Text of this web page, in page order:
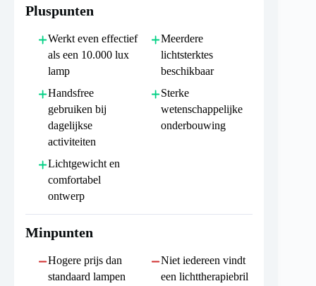
Pluspunten
Werkt even effectief
als een 10.000 lux
lamp
Handsfree
gebruiken bij
dagelijkse
activiteiten
Lichtgewicht en
comfortabel
ontwerp
Meerdere
lichtsterktes
beschikbaar
Sterke
wetenschappelijke
onderbouwing
Minpunten
Hogere prijs dan
standaard lampen
Niet iedereen vindt
een lichttherapiebril